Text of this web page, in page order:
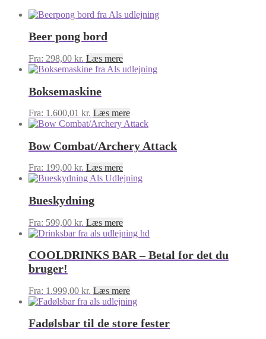
Beer pong bord
Fra: 298,00 kr. Læs mere
Boksemaskine
Fra: 1.600,01 kr. Læs mere
Bow Combat/Archery Attack
Fra: 199,00 kr. Læs mere
Bueskydning
Fra: 599,00 kr. Læs mere
COOLDRINKS BAR – Betal for det du
bruger!
Fra: 1.999,00 kr. Læs mere
Fadølsbar til de store fester